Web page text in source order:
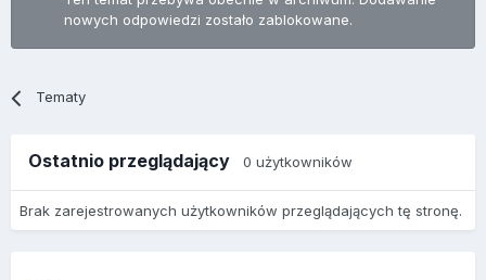
nowych odpowiedzi zostało zablokowane.
Tematy
Ostatnio przeglądający 0 użytkowników
Brak zarejestrowanych użytkowników przeglądających tę stronę.